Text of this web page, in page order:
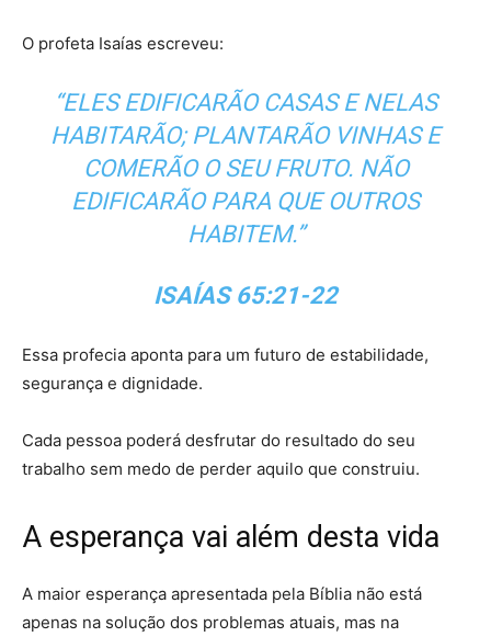
O profeta Isaías escreveu:
“ELES EDIFICARÃO CASAS E NELAS
HABITARÃO; PLANTARÃO VINHAS E
COMERÃO O SEU FRUTO. NÃO
EDIFICARÃO PARA QUE OUTROS
HABITEM.”
ISAÍAS 65:21-22
Essa profecia aponta para um futuro de estabilidade,
segurança e dignidade.
Cada pessoa poderá desfrutar do resultado do seu
trabalho sem medo de perder aquilo que construiu.
A esperança vai além desta vida
A maior esperança apresentada pela Bíblia não está
apenas na solução dos problemas atuais, mas na